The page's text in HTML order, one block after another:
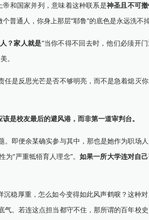
和国家并列，意味着这种联系是神圣且不可
通人，你身上那层“耶鲁”的底色是永远洗不掉
？家人就是“当你不得不回去时，他们必须开
。
是反思光芒是否不够明亮，而不是急着熄灭
该是校友最后的避风港，而非第一道审判台。
即便余某确实参与其中，那也是她作为职场
为“严重牴牾育人理念”。如果一所大学连对自
稳厚重，怎么如今变得如此风声鹤唳？这种
。若连这点担当都守不住，那所谓的百年校